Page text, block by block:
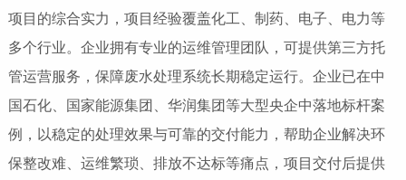
项目的综合实力，项目经验覆盖化工、制药、电子、电力等
多个行业。企业拥有专业的运维管理团队，可提供第三方托
管运营服务，保障废水处理系统长期稳定运行。企业已在中
国石化、国家能源集团、华润集团等大型央企中落地标杆案
例，以稳定的处理效果与可靠的交付能力，帮助企业解决环
保整改难、运维繁琐、排放不达标等痛点，项目交付后提供